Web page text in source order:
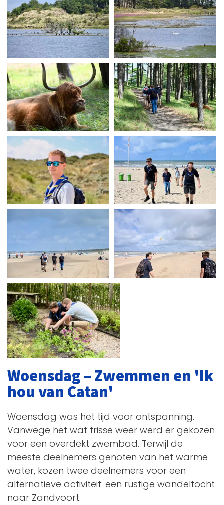
Woensdag – Zwemmen en 'Ik
hou van Catan'
Woensdag was het tijd voor ontspanning.
Vanwege het wat frisse weer werd er gekozen
voor een overdekt zwembad. Terwijl de
meeste deelnemers genoten van het warme
water, kozen twee deelnemers voor een
alternatieve activiteit: een rustige wandeltocht
naar Zandvoort.